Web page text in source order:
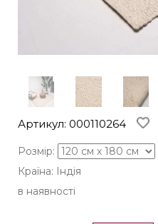
Артикул: 000110264
Розмір:
Країна: Індія
в наявності